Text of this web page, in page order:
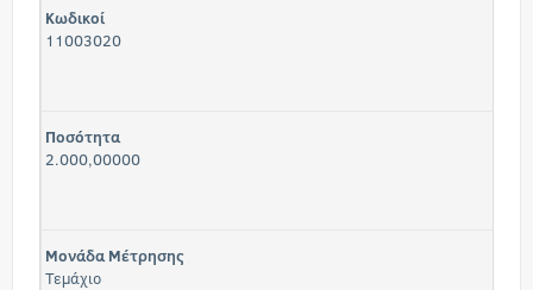
Κωδικοί
11003020
Ποσότητα
2.000,00000
Μονάδα Μέτρησης
Τεμάχιο